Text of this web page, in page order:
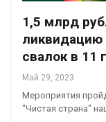
1,5 млрд
ликвидацию
свалок в 11
Май 29, 2023
Мероприятия
"Чистая страна"